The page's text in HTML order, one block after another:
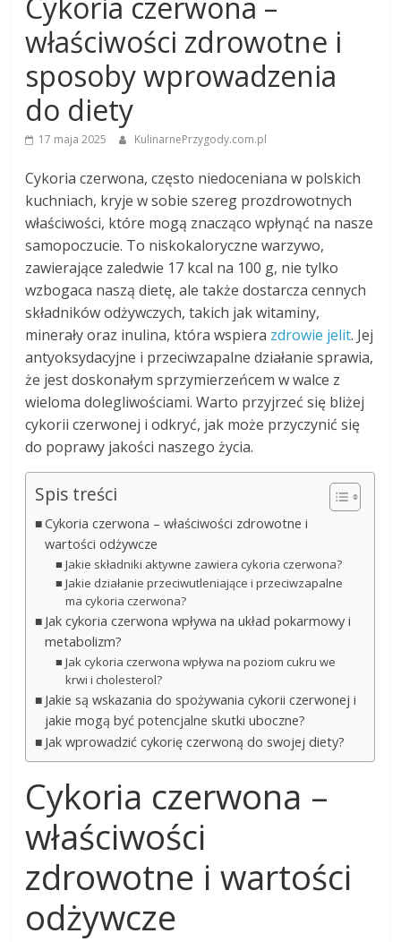
Cykoria czerwona –
właściwości zdrowotne i
sposoby wprowadzenia
do diety
17 maja 2025 KulinarnePrzygody.com.pl
Cykoria czerwona, często niedoceniana w polskich
kuchniach, kryje w sobie szereg prozdrowotnych
właściwości, które mogą znacząco wpłynąć na nasze
samopoczucie. To niskokaloryczne warzywo,
zawierające zaledwie 17 kcal na 100 g, nie tylko
wzbogaca naszą dietę, ale także dostarcza cennych
składników odżywczych, takich jak witaminy,
minerały oraz inulina, która wspiera zdrowie jelit. Jej
antyoksydacyjne i przeciwzapalne działanie sprawia,
że jest doskonałym sprzymierzeńcem w walce z
wieloma dolegliwościami. Warto przyjrzeć się bliżej
cykorii czerwonej i odkryć, jak może przyczynić się
do poprawy jakości naszego życia.
Spis treści
Cykoria czerwona – właściwości zdrowotne i
wartości odżywcze
Jakie składniki aktywne zawiera cykoria czerwona?
Jakie działanie przeciwutleniające i przeciwzapalne
ma cykoria czerwona?
Jak cykoria czerwona wpływa na układ pokarmowy i
metabolizm?
Jak cykoria czerwona wpływa na poziom cukru we
krwi i cholesterol?
Jakie są wskazania do spożywania cykorii czerwonej i
jakie mogą być potencjalne skutki uboczne?
Jak wprowadzić cykorię czerwoną do swojej diety?
Cykoria czerwona –
właściwości
zdrowotne i wartości
odżywcze